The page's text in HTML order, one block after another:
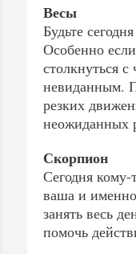
Весы
Будьте
Особенно
столкнуться
невиданным.
резких
неожиданных
Скорпион
Сегодня кому-
ваша и
занять весь
помочь